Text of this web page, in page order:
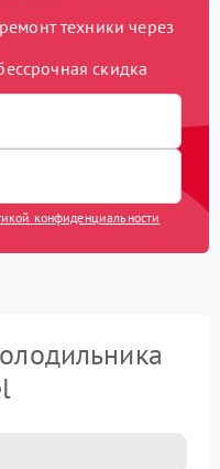
техники через
скидка
конфиденциальности